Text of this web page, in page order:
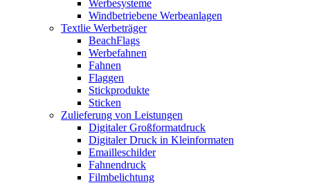
Werbesysteme
Windbetriebene Werbeanlagen
Textlie Werbeträger
BeachFlags
Werbefahnen
Fahnen
Flaggen
Stickprodukte
Sticken
Zulieferung von Leistungen
Digitaler Großformatdruck
Digitaler Druck in Kleinformaten
Emailleschilder
Fahnendruck
Filmbelichtung